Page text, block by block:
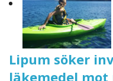
Lipum söker
läkemedel